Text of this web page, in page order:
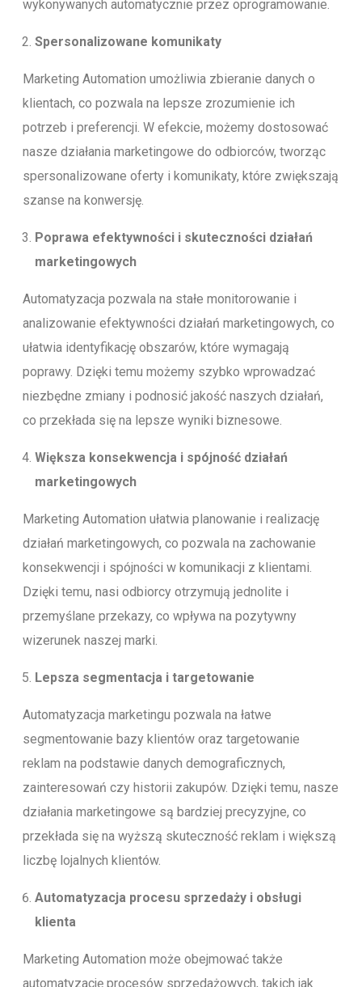
wykonywanych automatycznie przez oprogramowanie.
Spersonalizowane komunikaty
Marketing Automation umożliwia zbieranie danych o
klientach, co pozwala na lepsze zrozumienie ich
potrzeb i preferencji. W efekcie, możemy dostosować
nasze działania marketingowe do odbiorców, tworząc
spersonalizowane oferty i komunikaty, które zwiększają
szanse na konwersję.
Poprawa efektywności i skuteczności działań
marketingowych
Automatyzacja pozwala na stałe monitorowanie i
analizowanie efektywności działań marketingowych, co
ułatwia identyfikację obszarów, które wymagają
poprawy. Dzięki temu możemy szybko wprowadzać
niezbędne zmiany i podnosić jakość naszych działań,
co przekłada się na lepsze wyniki biznesowe.
Większa konsekwencja i spójność działań
marketingowych
Marketing Automation ułatwia planowanie i realizację
działań marketingowych, co pozwala na zachowanie
konsekwencji i spójności w komunikacji z klientami.
Dzięki temu, nasi odbiorcy otrzymują jednolite i
przemyślane przekazy, co wpływa na pozytywny
wizerunek naszej marki.
Lepsza segmentacja i targetowanie
Automatyzacja marketingu pozwala na łatwe
segmentowanie bazy klientów oraz targetowanie
reklam na podstawie danych demograficznych,
zainteresowań czy historii zakupów. Dzięki temu, nasze
działania marketingowe są bardziej precyzyjne, co
przekłada się na wyższą skuteczność reklam i większą
liczbę lojalnych klientów.
Automatyzacja procesu sprzedaży i obsługi
klienta
Marketing Automation może obejmować także
automatyzację procesów sprzedażowych, takich jak